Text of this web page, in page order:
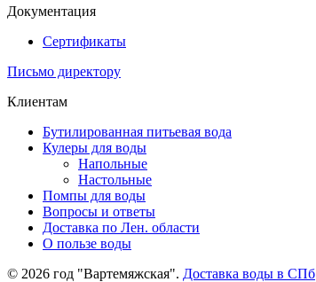
Документация
Сертификаты
Письмо директору
Клиентам
Бутилированная питьевая вода
Кулеры для воды
Напольные
Настольные
Помпы для воды
Вопросы и ответы
Доставка по Лен. области
О пользе воды
© 2026 год "Вартемяжская". Доставка воды в СПб